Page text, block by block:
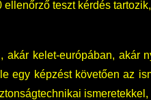
partnereink
ellenőrző teszt kérdés
akár kelet-európában, akár
egy képzést követően az